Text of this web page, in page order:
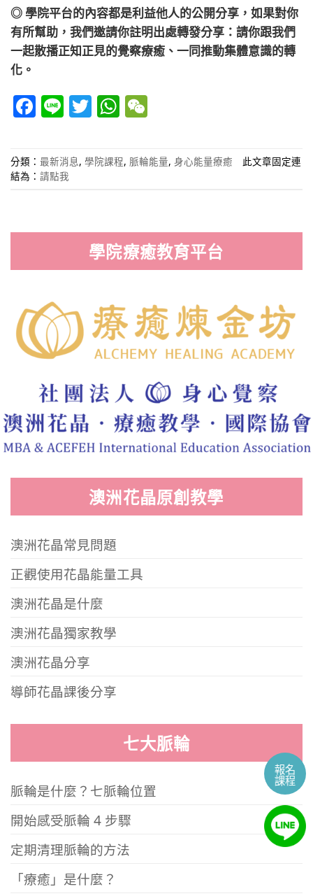
◎ 學院平台的內容都是利益他人的公開分享，如果對你
有所幫助，我們邀請你註明出處轉發分享：請你跟我們
一起散播正知正見的覺察療癒、一同推動集體意識的轉
化。
Facebook
LineTwitterWhatsApp
分類： 最新消息, 學院課程, 脈輪能量, 身心能量療癒 此文章固定連
結為： 請點我
學院療癒教育平台
澳洲花晶原創教學
澳洲花晶常見問題
正觀使用花晶能量工具
澳洲花晶是什麼
澳洲花晶獨家教學
澳洲花晶分享
導師花晶課後分享
七大脈輪
脈輪是什麼？七脈輪位置
開始感受脈輪 4 步驟
定期清理脈輪的方法
「療癒」是什麼？
報名
課程